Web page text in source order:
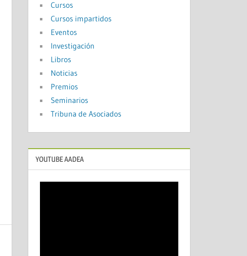
Cursos
Cursos impartidos
Eventos
Investigación
Libros
Noticias
Premios
Seminarios
Tribuna de Asociados
YOUTUBE AADEA